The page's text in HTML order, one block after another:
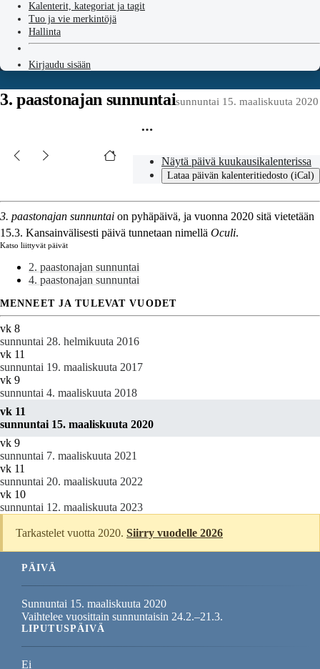
Kalenterit, kategoriat ja tagit
Tuo ja vie merkintöjä
Hallinta
Kirjaudu sisään
3. paastonajan sunnuntaisunnuntai 15. maaliskuuta 2020
Näytä päivä kuukausikalenterissa
Lataa päivän kalenteritiedosto (iCal)
3. paastonajan sunnuntai on pyhäpäivä, ja vuonna 2020 sitä vietetään
15.3. Kansainvälisesti päivä tunnetaan nimellä Oculi.
Katso liittyvät päivät
2. paastonajan sunnuntai
4. paastonajan sunnuntai
MENNEET JA TULEVAT VUODET
vk 8
sunnuntai 28. helmikuuta 2016
vk 11
sunnuntai 19. maaliskuuta 2017
vk 9
sunnuntai 4. maaliskuuta 2018
vk 11
sunnuntai 15. maaliskuuta 2020
vk 9
sunnuntai 7. maaliskuuta 2021
vk 11
sunnuntai 20. maaliskuuta 2022
vk 10
sunnuntai 12. maaliskuuta 2023
Tarkastelet vuotta 2020.Siirry vuodelle 2026
PÄIVÄ
Sunnuntai 15. maaliskuuta 2020
Vaihtelee vuosittain sunnuntaisin 24.2.–21.3.
LIPUTUSPÄIVÄ
Ei